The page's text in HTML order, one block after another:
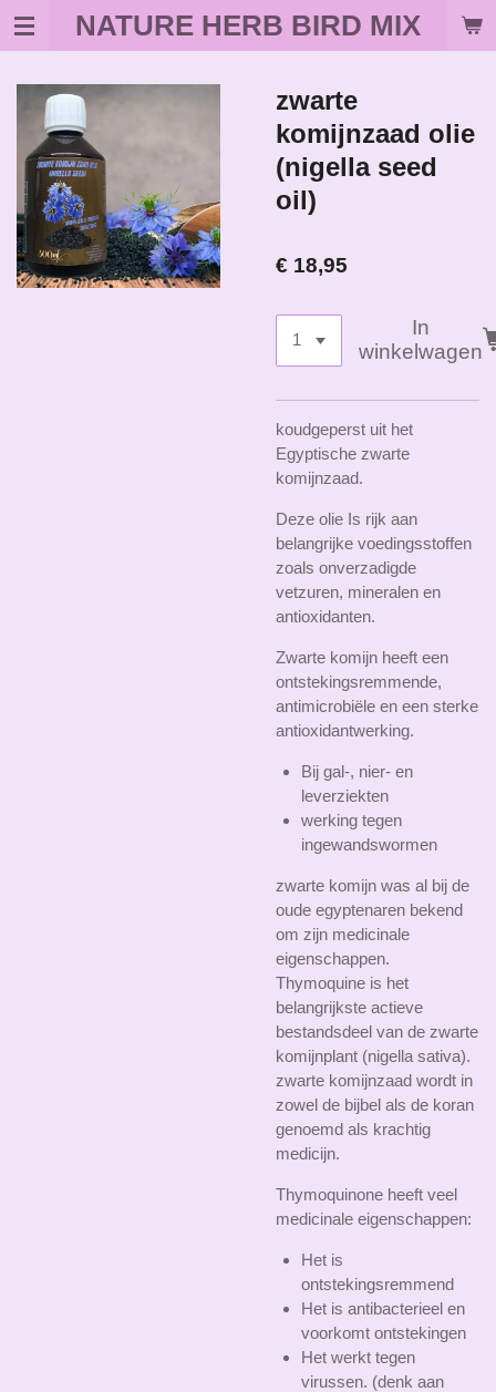
Ga
hoofdinhoud
NATURE HERB BIRD MIX
zwarte
komijnzaad olie
(nigella seed
oil)
€ 18,95
In
winkelwagen
koudgeperst uit het
Egyptische zwarte
komijnzaad.
Deze olie Is rijk aan
belangrijke voedingsstoffen
zoals onverzadigde
vetzuren, mineralen en
antioxidanten.
Zwarte komijn heeft een
ontstekingsremmende,
antimicrobiële en een sterke
antioxidantwerking.
Bij gal-, nier- en
leverziekten
werking tegen
ingewandswormen
zwarte komijn was al bij de
oude egyptenaren bekend
om zijn medicinale
eigenschappen.
Thymoquine is het
belangrijkste actieve
bestandsdeel van de zwarte
komijnplant (nigella sativa).
zwarte komijnzaad wordt in
zowel de bijbel als de koran
genoemd als krachtig
medicijn.
Thymoquinone heeft veel
medicinale eigenschappen:
Het is
ontstekingsremmend
Het is antibacterieel en
voorkomt ontstekingen
Het werkt tegen
virussen. (denk aan